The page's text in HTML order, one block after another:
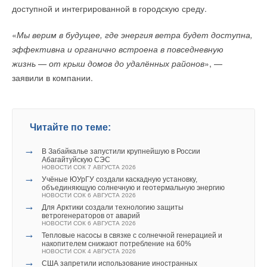
доступной и интегрированной в городскую среду.
«Мы верим в будущее, где энергия ветра будет доступна,
эффективна и органично встроена в повседневную
жизнь — от крыш домов до удалённых районов», —
заявили в компании.
Читайте по теме:
→
В Забайкалье запустили крупнейшую в России
Абагайтуйскую СЭС
НОВОСТИ СОК 7 АВГУСТА 2026
→
Учёные ЮУрГУ создали каскадную установку,
объединяющую солнечную и геотермальную энергию
НОВОСТИ СОК 6 АВГУСТА 2026
→
Для Арктики создали технологию защиты
ветрогенераторов от аварий
НОВОСТИ СОК 6 АВГУСТА 2026
→
Тепловые насосы в связке с солнечной генерацией и
накопителем снижают потребление на 60%
НОВОСТИ СОК 4 АВГУСТА 2026
→ США запретили использование иностранных
Уведомления отключены
Комментарии
Ваше имя *
Текст комментария
НОВОСТИ СОК 30 ИЮЛЯ 2026
текущем году
НОВОСТИ СОК 27 ИЮЛЯ 2026
→
Китай опубликовал план развития сектора ВИЭ на
период 2026-2030 гг.
НОВОСТИ СОК 24 ИЮЛЯ 2026
→
В Дагестане ввели вторую очередь крупнейшей в России
35,5%
НОВОСТИ СОК 22 ИЮЛЯ 2026
ветроэнергетики за полгода
НОВОСТИ СОК 22 ИЮЛЯ 2026
Уведомления отключены
Комментарии